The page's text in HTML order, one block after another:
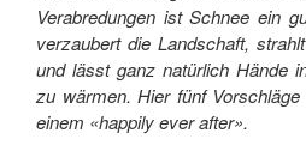
Verabredungen ist Schnee ein
verzaubert die Landschaft,
und lässt ganz natürlich Hände
zu wärmen. Hier fünf
einem «happily ever after».